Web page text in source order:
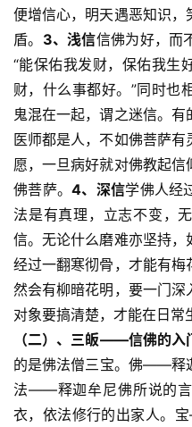
便增信心，明天遇恶知识
盾。 3、浅信信佛为好，而
“能保佑我发财，保佑我生
财，什么事都好。”同时也
鬼混在一起，谓之迷信。
医师都是人，不如佛菩萨
愿，一旦病好就对佛教起
佛菩萨。4、深信学佛人经
法是有真理，立志不变，
信。无论什么磨难亦坚持
经过一翻寒彻骨，才能有梅
然会有柳暗花明，要一门
对象要搞清楚，才能在日常
（二）、三皈——信佛的入
的是佛法僧三宝。佛——释
法——释迦牟尼佛所说的
衣，依法修行的出家人。